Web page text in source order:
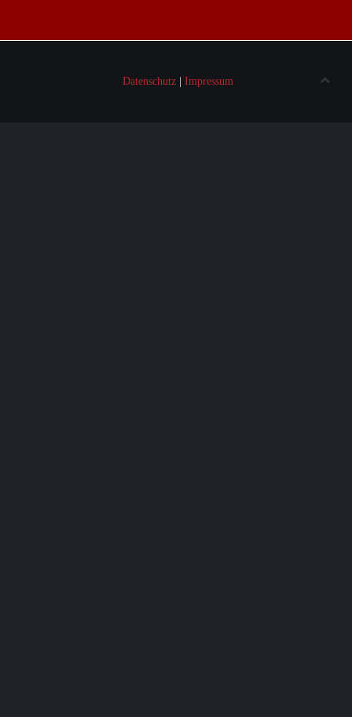
Datenschutz | Impressum